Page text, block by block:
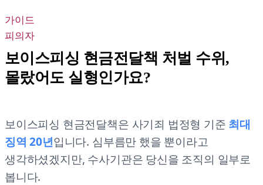
가이드
피의자
보이스피싱 현금전달책 처벌 수위,
몰랐어도 실형인가요?
보이스피싱 현금전달책은 사기죄 법정형 기준 최대
징역 20년입니다. 심부름만 했을 뿐이라고
생각하셨겠지만, 수사기관은 당신을 조직의 일부로
봅니다.